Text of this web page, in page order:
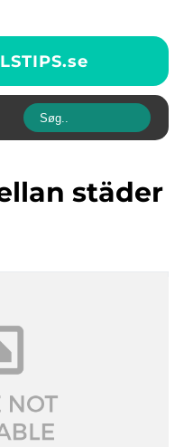
se
städer